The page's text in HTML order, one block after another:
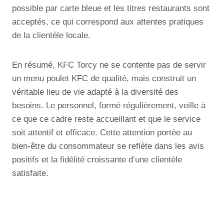
possible par carte bleue et les titres restaurants sont
acceptés, ce qui correspond aux attentes pratiques
de la clientèle locale.
En résumé, KFC Torcy ne se contente pas de servir
un menu poulet KFC de qualité, mais construit un
véritable lieu de vie adapté à la diversité des
besoins. Le personnel, formé régulièrement, veille à
ce que ce cadre reste accueillant et que le service
soit attentif et efficace. Cette attention portée au
bien-être du consommateur se reflète dans les avis
positifs et la fidélité croissante d’une clientèle
satisfaite.